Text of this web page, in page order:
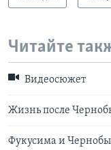
Читайте
Видеосюжет
Жизнь после
Фукусима и